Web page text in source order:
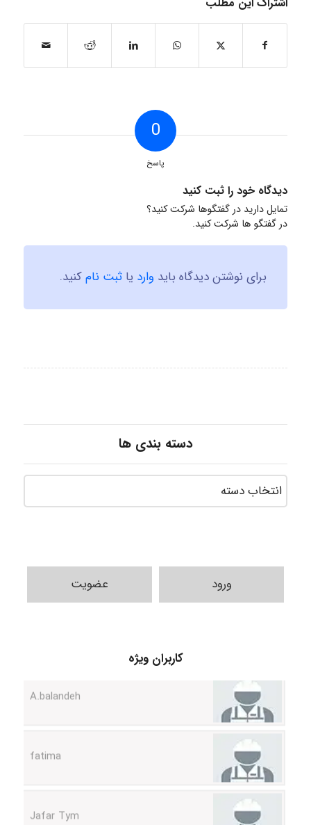
0
پاسخ
دیدگاه خود را ثبت کنید
تمایل دارید در گفتگوها شرکت کنید؟
در گفتگو ها شرکت کنید.
برای نوشتن دیدگاه باید وارد یا ثبت نامکنید.
دسته بندی ها
ورود عضویت
کاربران ویژه